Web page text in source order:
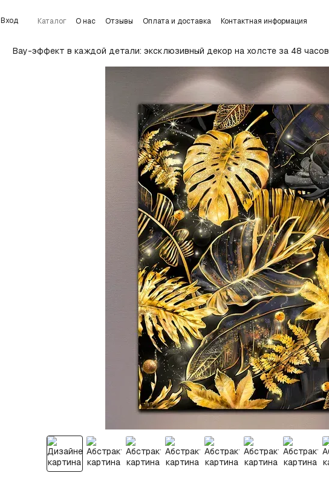
Вход Каталог О нас Отзывы Оплата и доставка
Контактная информация
Вау-эффект в каждой детали: эксклюзивный декор на холсте за 48 часов